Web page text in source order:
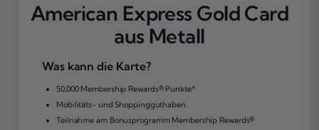
American Express Gold Card
aus Metall
Was kann die Karte?
50.000 Membership Rewards® Punkte*
Mobilitäts- und Shoppingguthaben
Teilnahme am Bonusprogramm Membership Rewards®